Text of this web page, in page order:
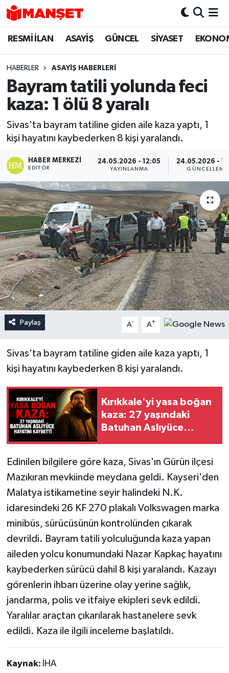
RESMİ İLAN ASAYİŞ GÜNCEL SİYASET
HABERLER ASAYİŞ HABERLERİ
Bayram tatili yolunda feci
kaza: 1 ölü 8 yaralı
Sivas'ta bayram tatiline giden aile kaza yaptı, 1
kişi hayatını kaybederken 8 kişi yaralandı.
HABER MERKEZI
EDITÖR
24.05.2026 - 12:05
YAYINLANMA
24.05.2026 -
GÜNCELLEME
Paylaş A- A+
Sivas'ta bayram tatiline giden aile kaza yaptı, 1
kişi hayatını kaybederken 8 kişi yaralandı.
Kırıkkale'yi yasa boğan
kaza: 27 yaşındaki
Batuhan Aslıyüce
Edinilen bilgilere göre kaza, Sivas'ın Gürün ilçesi
Mazıkıran mevkiinde meydana geldi. Kayseri'den
Malatya istikametine seyir halindeki N.K.
idaresindeki 26 KF 270 plakalı Volkswagen marka
minibüs, sürücüsünün kontrolünden çıkarak
devrildi. Bayram tatili yolculuğunda kaza yapan
aileden yolcu konumundaki Nazar Kapkaç hayatını
kaybederken sürücü dahil 8 kişi yaralandı. Kazayı
görenlerin ihbarı üzerine olay yerine sağlık,
jandarma, polis ve itfaiye ekipleri sevk edildi.
Yaralılar araçtan çıkarılarak hastanelere sevk
edildi. Kaza ile ilgili inceleme başlatıldı.
Kaynak: İHA
Hava Durumu
Trafik Durumu
Süper Lig Puan Durumu ve Fikstür
Son Dakika Haberleri
Haber Arşivi